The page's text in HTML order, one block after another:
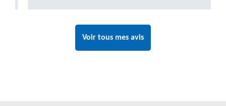
Voir tous mes avis